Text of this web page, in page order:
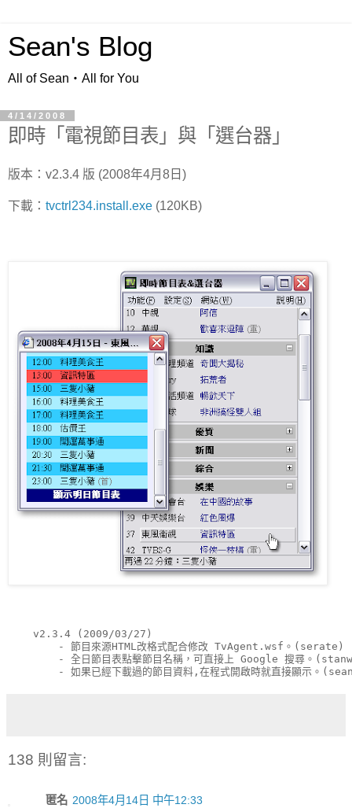
Sean's Blog
All of Sean‧All for You
4/14/2008
即時「電視節目表」與「選台器」
版本：v2.3.4 版 (2008年4月8日)
下載： tvctrl234.install.exe (120KB)
    v2.3.4 (2009/03/27)
        - 節目來源HTML改格式配合修改 TvAgent.wsf。(serate)
- 全日節目表點擊節目名稱，可直接上 Google 搜尋。
- 如果已經下載過的節目資料,在程式開啟時就直接顯示。
138 則留言:
匿名 2008年4月14日 中午12:33